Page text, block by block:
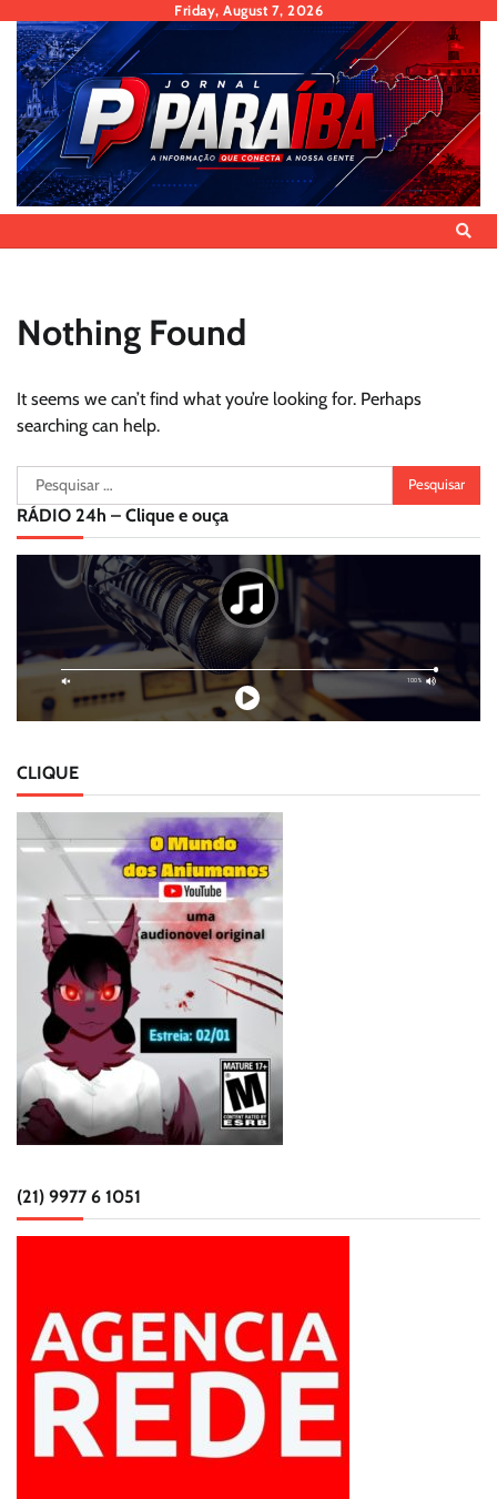
content
Friday, August 7, 2026
Nothing Found
It seems we can’t find what you’re looking for. Perhaps
searching can help.
Pesquisar
por:
RÁDIO 24h – Clique e ouça
CLIQUE
(21) 9977 6 1051